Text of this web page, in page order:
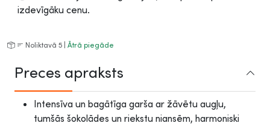
izdevīgāku cenu.
Noliktavā 5 | Ātrā piegāde
Preces apraksts
Intensīva un bagātīga garša ar žāvētu augļu,
tumšās šokolādes un riekstu niansēm, harmoniski